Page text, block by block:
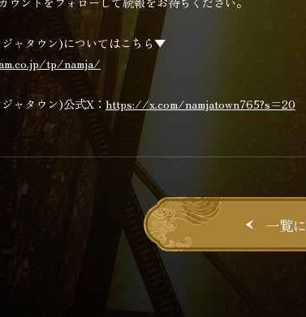
ャタウン)についてはこちら▼
tp/namja/
ャタウン)公式X： https://x.com/namjatown765?s=20
一覧